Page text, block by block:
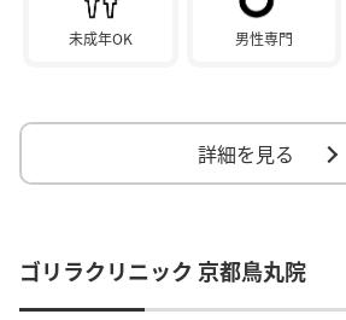
未成年OK 男性専門
詳細を見る
ゴリラクリニック 京都鳥丸院